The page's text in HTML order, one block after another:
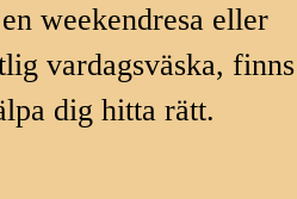
weekendresa eller
vardagsväska, finns
dig hitta rätt.